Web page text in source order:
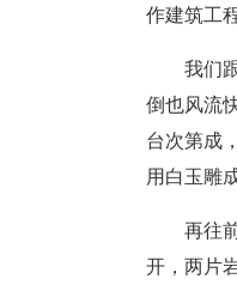
作建筑工
我们
倒也风流
台次第成
用白玉雕
再往
开，两片